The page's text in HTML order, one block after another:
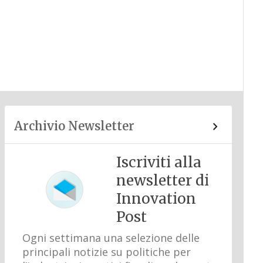
Archivio Newsletter
Iscriviti alla
newsletter di
Innovation
Post
Ogni settimana una selezione delle
principali notizie su politiche per